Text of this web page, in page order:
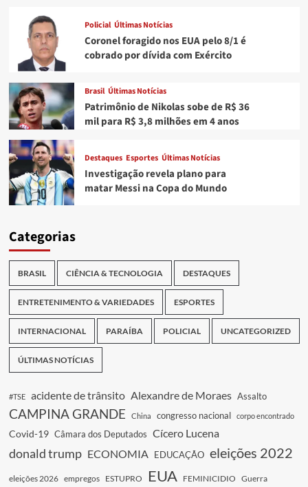
Policial Últimas Notícias
Coronel foragido nos EUA pelo 8/1 é
cobrado por dívida com Exército
Brasil Últimas Notícias
Patrimônio de Nikolas sobe de R$ 36
mil para R$ 3,8 milhões em 4 anos
Destaques Esportes Últimas Notícias
Investigação revela plano para
matar Messi na Copa do Mundo
Categorias
BRASIL CIÊNCIA & TECNOLOGIA DESTAQUES
ENTRETENIMENTO & VARIEDADES ESPORTES
INTERNACIONAL PARAÍBA POLICIAL UNCATEGORIZED
ÚLTIMAS NOTÍCIAS
#TSE acidente de trânsito Alexandre de Moraes Assalto
CAMPINA GRANDE China congresso nacional corpo encontrado
Covid-19 Câmara dos Deputados Cícero Lucena
donald trump ECONOMIA EDUCAÇÃO eleições 2022
eleições 2026 empregos ESTUPRO EUA FEMINICIDIO Guerra